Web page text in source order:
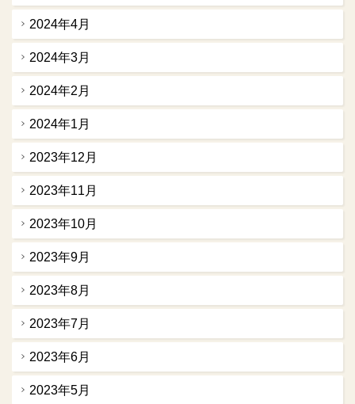
2024年4月
2024年3月
2024年2月
2024年1月
2023年12月
2023年11月
2023年10月
2023年9月
2023年8月
2023年7月
2023年6月
2023年5月